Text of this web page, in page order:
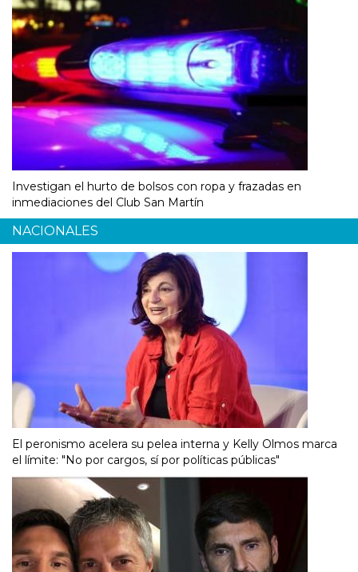
Investigan el hurto de bolsos con ropa y frazadas en
inmediaciones del Club San Martín
NACIONALES
El peronismo acelera su pelea interna y Kelly Olmos marca
el límite: "No por cargos, sí por políticas públicas"